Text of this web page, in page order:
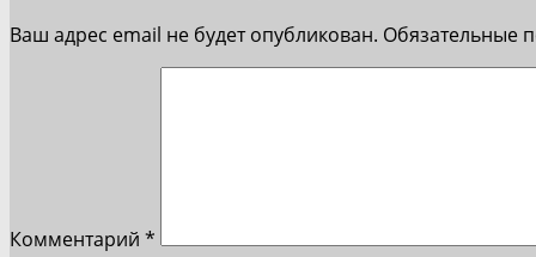
Ваш адрес email не будет опубликован. Обязательные
Комментарий *